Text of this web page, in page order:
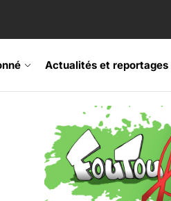
Actualités et reportages
Fripon – vernissage 21
Festival – Samedi 18